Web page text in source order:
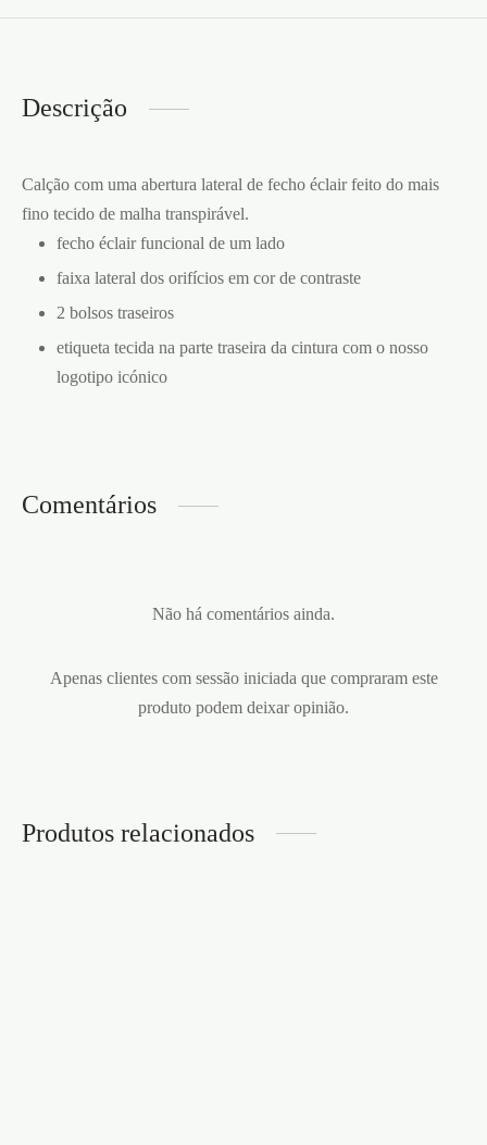
Descrição
Calção com uma abertura lateral de fecho éclair feito do mais
fino tecido de malha transpirável.
fecho éclair funcional de um lado
faixa lateral dos orifícios em cor de contraste
2 bolsos traseiros
etiqueta tecida na parte traseira da cintura com o nosso
logotipo icónico
Comentários
Não há comentários ainda.
Apenas clientes com sessão iniciada que compraram este
produto podem deixar opinião.
Produtos relacionados